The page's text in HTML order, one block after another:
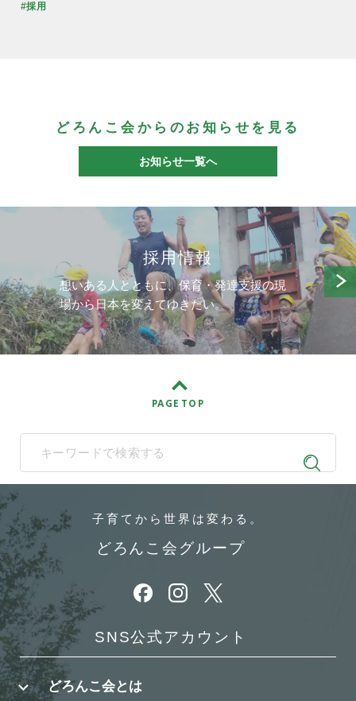
#採用
どろんこ会からのお知らせを見る
お知らせ一覧へ
採用情報
想いある人とともに、保育・発達支援の現
場から日本を変えてゆきたい。
PAGE TOP
When autocomplete results are available use up and down
子育てから 世界は変わる。
どろんこ会グループ
別ウィンドウで開きます
別ウィンドウで開きます
別ウィンドウで開きます
SNS公式アカウント
どろんこ会とは